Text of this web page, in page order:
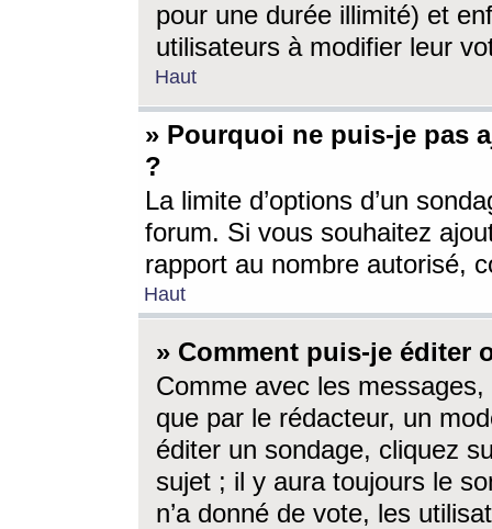
pour une durée illimité) et
utilisateurs à modifier leur
Haut
» Pourquoi ne puis-je pas
?
La limite d’options d’un
forum. Si vous souhaitez
rapport au nombre autorisé,
Haut
» Comment puis-je éditer
Comme avec les
que par le rédacteur, un
éditer un sondage, cliquez
sujet ; il y aura toujours le
n’a donné de vote, les